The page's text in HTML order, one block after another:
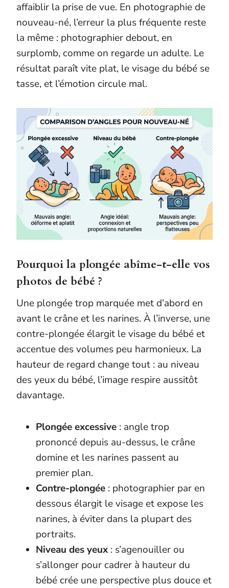
affaiblir la prise de vue. En photographie de
nouveau-né, l’erreur la plus fréquente reste
la même : photographier debout, en
surplomb, comme on regarde un adulte. Le
résultat paraît vite plat, le visage du bébé se
tasse, et l’émotion circule mal.
Pourquoi la plongée abîme-t-elle vos
photos de bébé ?
Une plongée trop marquée met d’abord en
avant le crâne et les narines. À l’inverse, une
contre-plongée élargit le visage du bébé et
accentue des volumes peu harmonieux. La
hauteur de regard change tout : au niveau
des yeux du bébé, l’image respire aussitôt
davantage.
Plongée excessive : angle trop
prononcé depuis au-dessus, le crâne
domine et les narines passent au
premier plan.
Contre-plongée : photographier par en
dessous élargit le visage et expose les
narines, à éviter dans la plupart des
portraits.
Niveau des yeux: s’agenouiller ou
s’allonger pour cadrer à hauteur du
bébé crée une perspective plus douce et